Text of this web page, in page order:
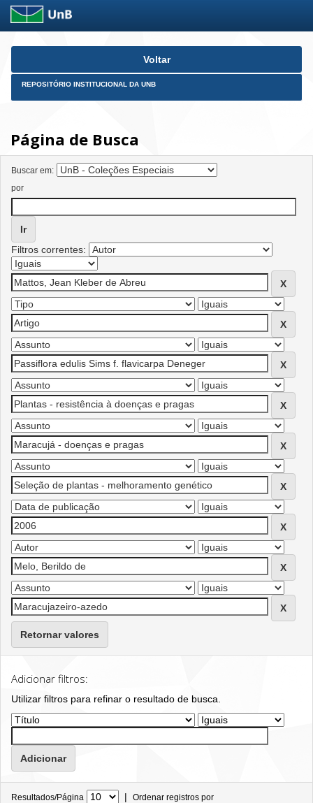
Skip
Voltar
REPOSITÓRIO INSTITUCIONAL DA UNB
Página de Busca
Buscar em:
por
Filtros correntes:
Retornar valores
Adicionar filtros:
Utilizar filtros para refinar o resultado de busca.
Resultados/Página | Ordenar registros por